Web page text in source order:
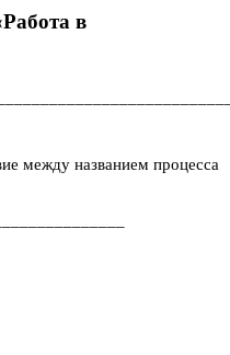
в
между названием процесса